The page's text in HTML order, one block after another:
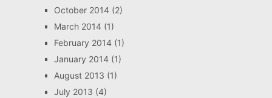
October 2014(2)
March 2014(1)
February 2014(1)
January 2014(1)
August 2013 (1)
July 2013 (4)